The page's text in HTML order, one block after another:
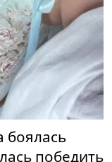
боялась
победить